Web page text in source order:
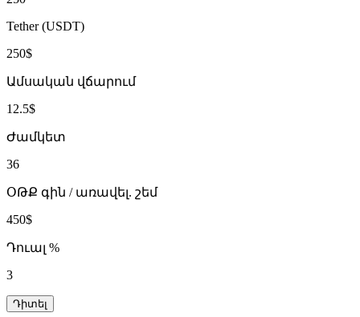
Tether (USDT)
250$
Ամսական վճարում
12.5$
Ժամկետ
36
ՕԹՔ գին / առավել. շեմ
450$
Դուալ %
3
Դիտել